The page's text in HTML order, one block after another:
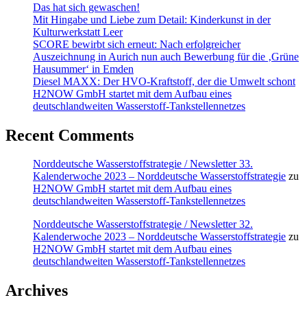
Das hat sich gewaschen!
Mit Hingabe und Liebe zum Detail: Kinderkunst in der
Kulturwerkstatt Leer
SCORE bewirbt sich erneut: Nach erfolgreicher
Auszeichnung in Aurich nun auch Bewerbung für die ‚Grüne
Hausummer‘ in Emden
Diesel MAXX: Der HVO-Kraftstoff, der die Umwelt schont
H2NOW GmbH startet mit dem Aufbau eines
deutschlandweiten Wasserstoff-Tankstellennetzes
Recent Comments
Norddeutsche Wasserstoffstrategie / Newsletter 33.
Kalenderwoche 2023 – Norddeutsche Wasserstoffstrategie zu
H2NOW GmbH startet mit dem Aufbau eines
deutschlandweiten Wasserstoff-Tankstellennetzes
Norddeutsche Wasserstoffstrategie / Newsletter 32.
Kalenderwoche 2023 – Norddeutsche Wasserstoffstrategie zu
H2NOW GmbH startet mit dem Aufbau eines
deutschlandweiten Wasserstoff-Tankstellennetzes
Archives